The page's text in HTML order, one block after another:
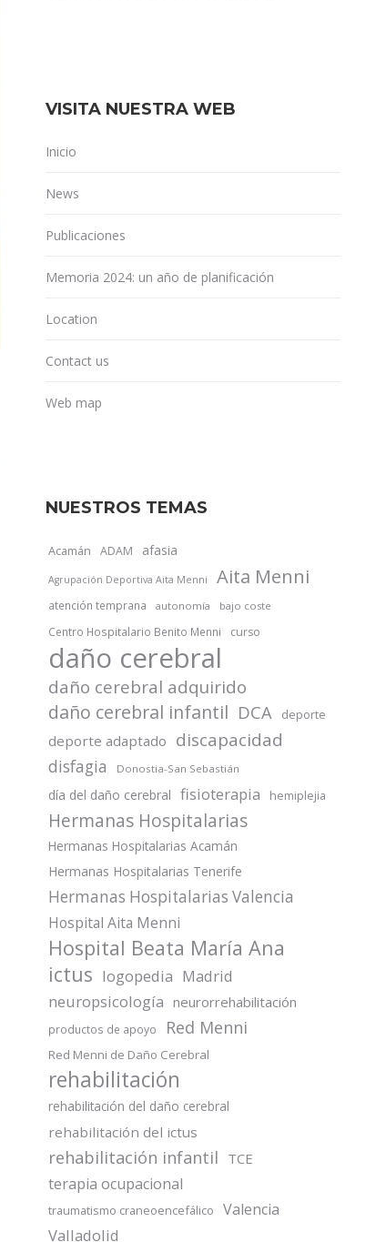
VISITA NUESTRA WEB
Inicio
News
Publicaciones
Memoria 2024: un año de planificación
Location
Contact us
Web map
NUESTROS TEMAS
Acamán ADAM afasia
Agrupación Deportiva Aita Menni Aita Menni
atención temprana autonomía bajo coste
Centro Hospitalario Benito Menni curso
daño cerebral
daño cerebral adquirido
daño cerebral infantil DCA deporte
deporte adaptado discapacidad
disfagia Donostia-San Sebastián
día del daño cerebral fisioterapia hemiplejia
Hermanas Hospitalarias
Hermanas Hospitalarias Acamán
Hermanas Hospitalarias Tenerife
Hermanas Hospitalarias Valencia
Hospital Aita Menni
Hospital Beata María Ana
ictus logopedia Madrid
neuropsicología neurorrehabilitación
productos de apoyo Red Menni
Red Menni de Daño Cerebral
rehabilitación
rehabilitación del daño cerebral
rehabilitación del ictus
rehabilitación infantil TCE
terapia ocupacional
traumatismo craneoencefálico Valencia
Valladolid